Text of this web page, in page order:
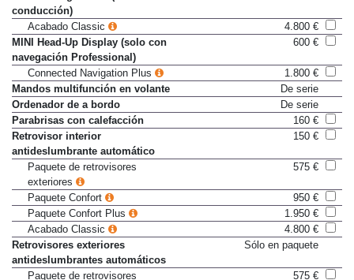
MINI Driving Modes (3 modos de
conducción)
Acabado Classic
4.800 €
MINI Head-Up Display (solo con
navegación Professional)
Connected Navigation Plus
1.800 €
Mandos multifunción en volante
De serie
Ordenador de a bordo
De serie
Parabrisas con calefacción
160 €
Retrovisor interior
antideslumbrante automático
Paquete de retrovisores
exteriores
Paquete Confort
950 €
Paquete Confort Plus
1.950 €
Acabado Classic
4.800 €
Retrovisores exteriores
antideslumbrantes automáticos